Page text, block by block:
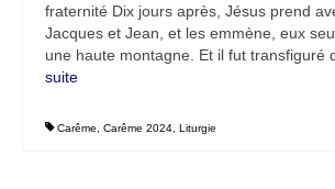
fraternité Dix jours après, Jésus prend
Jacques et Jean, et les emmène, eux
une haute montagne. Et il fut transfiguré
suite­­
Carême Carême 2024 Liturgie